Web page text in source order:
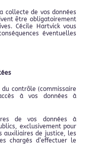
collecte de vos données
être obligatoirement
Cécile Hartvick vous
éventuelles
contrôle (commissaire
à vos données à
de vos données à
exclusivement pour
auxiliaires de justice, les
chargés d’effectuer le